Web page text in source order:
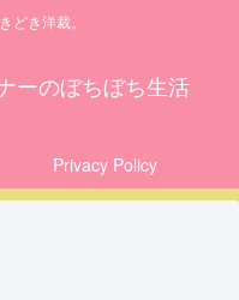
どき洋裁。
ーのぼちぼち生活
Privacy Policy